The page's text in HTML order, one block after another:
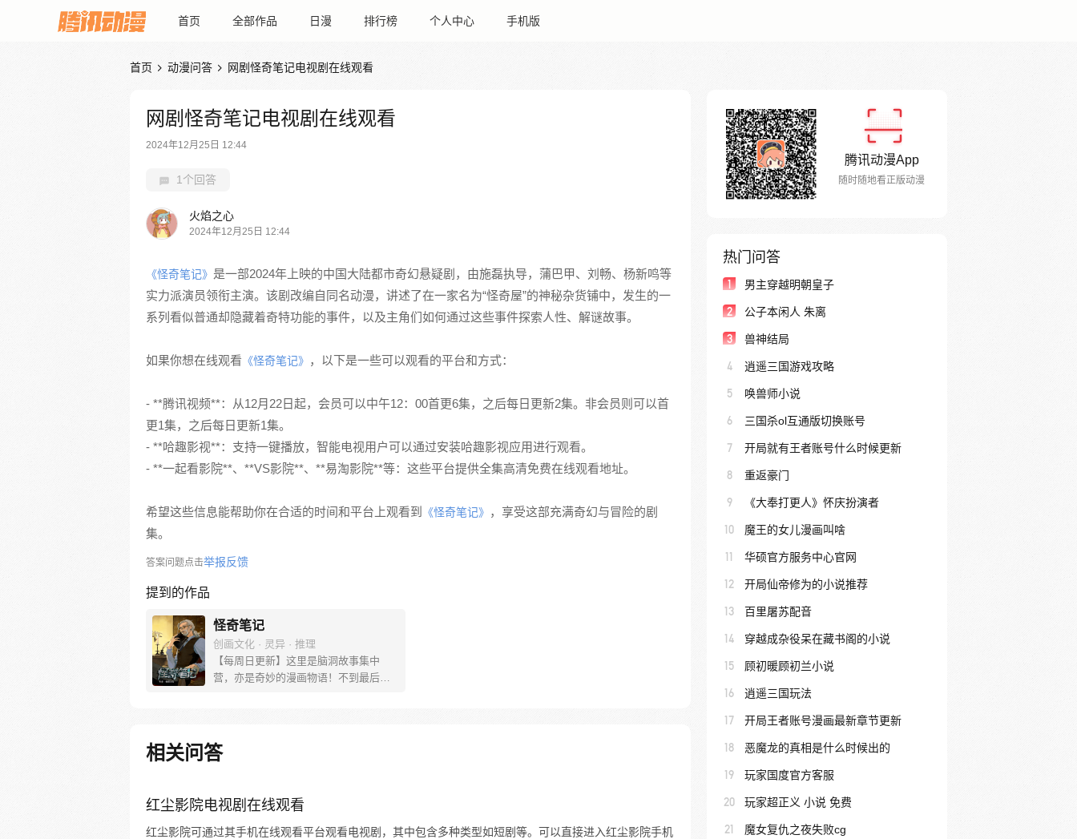
首页 全部作品 日漫 排行榜 个人中心 手机版
首页  动漫问答  网剧怪奇笔记电视剧在线观看
网剧怪奇笔记电视剧在线观看
2024年12月25日 12:44
1个回答
火焰之心
2024年12月25日 12:44
《怪奇笔记》 是一部2024年上映的中国大陆都市奇幻悬疑剧，由施磊执导，蒲巴甲、刘畅、杨新鸣等
实力派演员领衔主演。该剧改编自同名动漫，讲述了在一家名为“怪奇屋”的神秘杂货铺中，发生的一
系列看似普通却隐藏着奇特功能的事件，以及主角们如何通过这些事件探索人性、解谜故事。
如果你想在线观看 《怪奇笔记》 ，以下是一些可以观看的平台和方式：
- **腾讯视频**：从12月22日起，会员可以中午12：00首更6集，之后每日更新2集。非会员则可以首
更1集，之后每日更新1集。
- **哈趣影视**：支持一键播放，智能电视用户可以通过安装哈趣影视应用进行观看。
- **一起看影院**、**VS影院**、**易淘影院**等：这些平台提供全集高清免费在线观看地址。
希望这些信息能帮助你在合适的时间和平台上观看到 《怪奇笔记》 ，享受这部充满奇幻与冒险的剧
集。
答案问题点击举报反馈
提到的作品
怪奇笔记
创画文化 · 灵异 · 推理
【每周日更新】这里是脑洞故事集中
营，亦是奇妙的漫画物语！不到最后一
相关问答
红尘影院电视剧在线观看
红尘影院可通过其手机在线观看平台观看电视剧，其中包含多种类型如短剧等。可以直接进入红尘影院手机
腾讯动漫App
随时随地看正版动漫
热门问答
1 男主穿越明朝皇子
2 公子本闲人 朱离
3 兽神结局
4 逍遥三国游戏攻略
5 唤兽师小说
6 三国杀ol互通版切换账号
7 开局就有王者账号什么时候更新
8 重返豪门
9 《大奉打更人》怀庆扮演者
10 魔王的女儿漫画叫啥
11 华硕官方服务中心官网
12 开局仙帝修为的小说推荐
13 百里屠苏配音
14 穿越成杂役呆在藏书阁的小说
15 顾初暖顾初兰小说
16 逍遥三国玩法
17 开局王者账号漫画最新章节更新
18 恶魔龙的真相是什么时候出的
19 玩家国度官方客服
20 玩家超正义 小说 免费
21 魔女复仇之夜失败cg